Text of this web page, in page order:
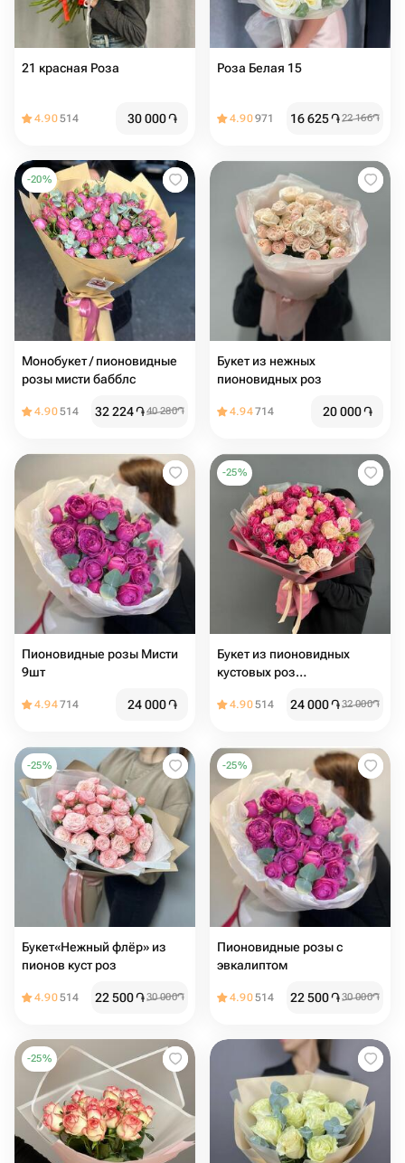
21 красная Роза
4.90514 30 000֏
Роза Белая 15
4.90971 16 625֏22 166֏
-20%
Монобукет / пионовидные
розы мисти бабблс
4.90514 32 224֏40 280֏
Букет из нежных
пионовидных роз
4.94714 20 000֏
Пионовидные розы Мисти
9шт
4.94714 24 000֏
-25%
Букет из пионовидных
кустовых роз
4.90514 24 000֏32 000֏
-25%
Букет«Нежный флёр» из
пионов куст роз
4.90514 22 500֏30 000֏
-25%
Пионовидные розы с
эвкалиптом
4.90514 22 500֏30 000֏
-25%